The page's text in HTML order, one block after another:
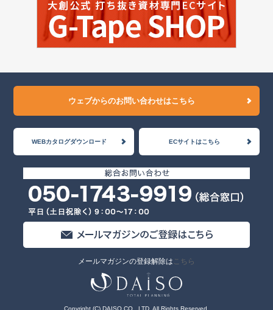
ウェブからのお問い合わせはこちら
WEBカタログダウンロード ECサイトはこちら
メールマガジンの登録解除は こちら
Copyright (C) DAISO CO., LTD. All Rights Reserved.